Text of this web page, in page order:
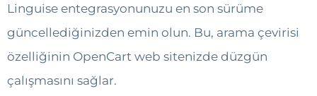
Linguise entegrasyonunuzu en son sürüme
güncellediğinizden emin olun. Bu, arama çevirisi
özelliğinin OpenCart web sitenizde düzgün
çalışmasını sağlar.